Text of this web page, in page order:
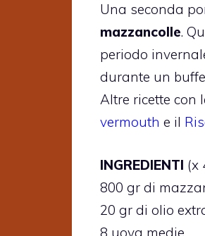
Una seconda
mazzancolle.
periodo
durante un
Altre ricette con
vermouth e il
INGREDIENTI (x
800 gr di
20 gr di olio
8 uova medie